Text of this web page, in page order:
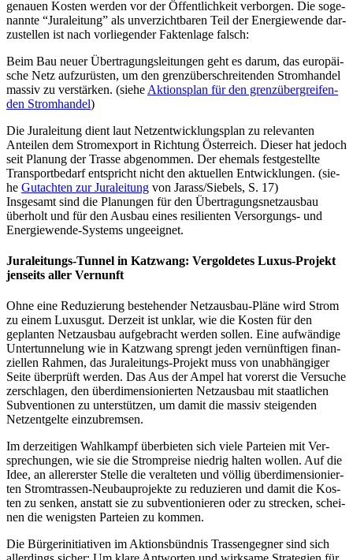
genau­en Kos­ten wer­den vor der Öffent­lich­keit ver­bor­gen. Die soge­
nann­te “Jura­lei­tung” als unver­zicht­ba­ren Teil der Ener­gie­wen­de dar­
zu­stel­len ist nach vor­lie­gen­der Fak­ten­la­ge falsch:
Beim Bau neu­er Über­tra­gungs­lei­tun­gen geht es dar­um, das euro­päi­
sche Netz auf­zu­rüs­ten, um den grenz­über­schrei­ten­den Strom­han­del
mas­siv zu ver­stär­ken. (sie­he Akti­ons­plan für den grenz­über­grei­fen­
den Strom­han­del)
Die Jura­lei­tung dient laut Netz­ent­wick­lungs­plan zu rele­van­ten
Antei­len dem Strom­ex­port in Rich­tung Öster­reich. Die­ser hat jedoch
seit Pla­nung der Tras­se abge­nom­men. Der ehe­mals fest­ge­stell­te
Trans­port­be­darf ent­spricht nicht den aktu­el­len Ent­wick­lun­gen. (sie­
he Gut­ach­ten zur Jura­lei­tung von Jarass/Siebels, S. 17)
Ins­ge­samt sind die Pla­nun­gen für den Über­tra­gungs­netz­aus­bau
über­holt und für den Aus­bau eines resi­li­en­ten Ver­sor­gungs- und
Ener­gie­wen­de-Sys­tems ungeeignet.
Jura­lei­tungs-Tun­nel in Katzwang: Ver­gol­de­tes Luxus-Pro­jekt
jen­seits aller Vernunft
Ohne eine Redu­zie­rung bestehen­der Netz­aus­bau-Plä­ne wird Strom
zu einem Luxus­gut. Der­zeit ist unklar, wie die Kos­ten für den
geplan­ten Netz­aus­bau auf­ge­bracht wer­den sol­len. Eine auf­wän­di­ge
Unter­tun­ne­lung wie in Katzwang sprengt jeden ver­nünf­ti­gen finan­
zi­el­len Rah­men, das Jura­lei­tungs-Pro­jekt muss von unab­hän­gi­ger
Sei­te über­prüft wer­den. Das Aus der Ampel hat vor­erst die Ver­su­che
zer­schla­gen, den über­di­men­sio­nier­ten Netz­aus­bau mit staat­li­chen
Sub­ven­tio­nen zu unter­stüt­zen, um damit die mas­siv stei­gen­den
Netz­ent­gel­te einzubremsen.
Im der­zei­ti­gen Wahl­kampf über­bie­ten sich vie­le Par­tei­en mit Ver­
spre­chun­gen, wie sie die Strom­prei­se nied­rig hal­ten wol­len. Auf die
Idee, an aller­ers­ter Stel­le die ver­al­te­ten und völ­lig über­di­men­sio­nier­
ten Strom­tras­sen-Neu­bau­pro­jek­te zu redu­zie­ren und damit die Kos­
ten zu sen­ken, anstatt sie zu sub­ven­tio­nie­ren oder zu stre­cken, schei­
nen die wenigs­ten Par­tei­en zu kommen.
Die Bür­ger­initia­ti­ven im Akti­ons­bünd­nis Tras­sen­geg­ner sind sich